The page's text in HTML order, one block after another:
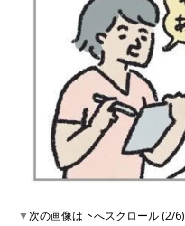
▼次の画像は下へスクロール (2/6)